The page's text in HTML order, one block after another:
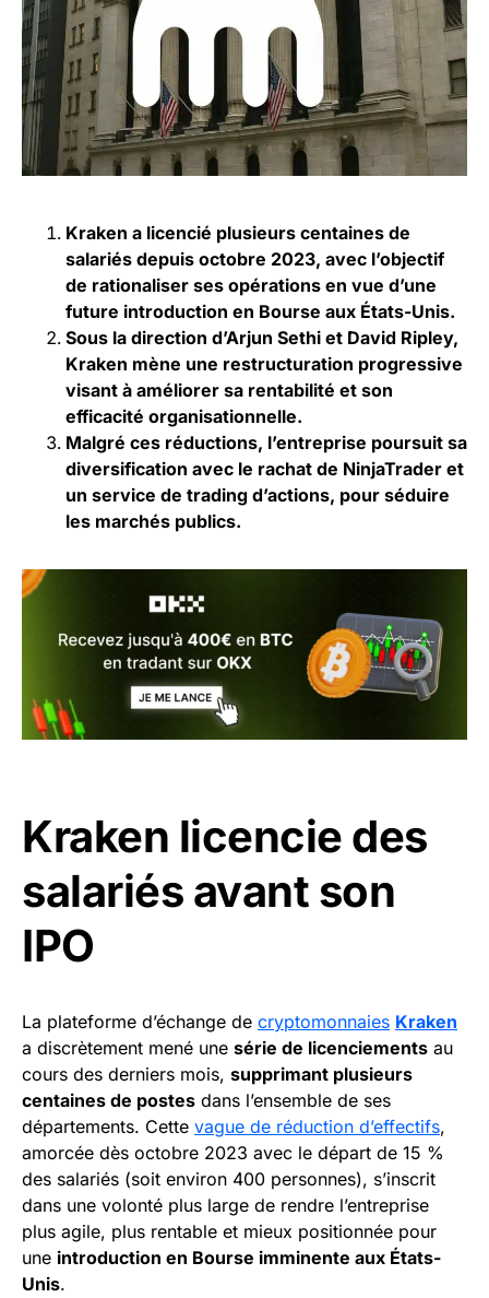
Kraken a licencié plusieurs centaines de
salariés depuis octobre 2023, avec l’objectif
de rationaliser ses opérations en vue d’une
future introduction en Bourse aux États-Unis.
Sous la direction d’Arjun Sethi et David Ripley,
Kraken mène une restructuration progressive
visant à améliorer sa rentabilité et son
efficacité organisationnelle.
Malgré ces réductions, l’entreprise poursuit sa
diversification avec le rachat de NinjaTrader et
un service de trading d’actions, pour séduire
les marchés publics.
Kraken licencie des
salariés avant son
IPO
La plateforme d’échange de cryptomonnaies Kraken
a discrètement mené une série de licenciements au
cours des derniers mois, supprimant plusieurs
centaines de postes dans l’ensemble de ses
départements. Cette vague de réduction d’effectifs,
amorcée dès octobre 2023 avec le départ de 15 %
des salariés (soit environ 400 personnes), s’inscrit
dans une volonté plus large de rendre l’entreprise
plus agile, plus rentable et mieux positionnée pour
une introduction en Bourse imminente aux États-
Unis.